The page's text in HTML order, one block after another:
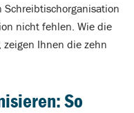
nicht fehlen. Wie die
Ihnen die zehn
So